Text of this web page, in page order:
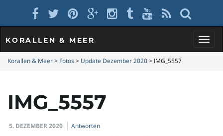
KORALLEN & MEER
Korallen & Meer> Fotos > Update Dezember 2020> IMG_5557
IMG_5557
5. DEZEMBER 2020 Antworten